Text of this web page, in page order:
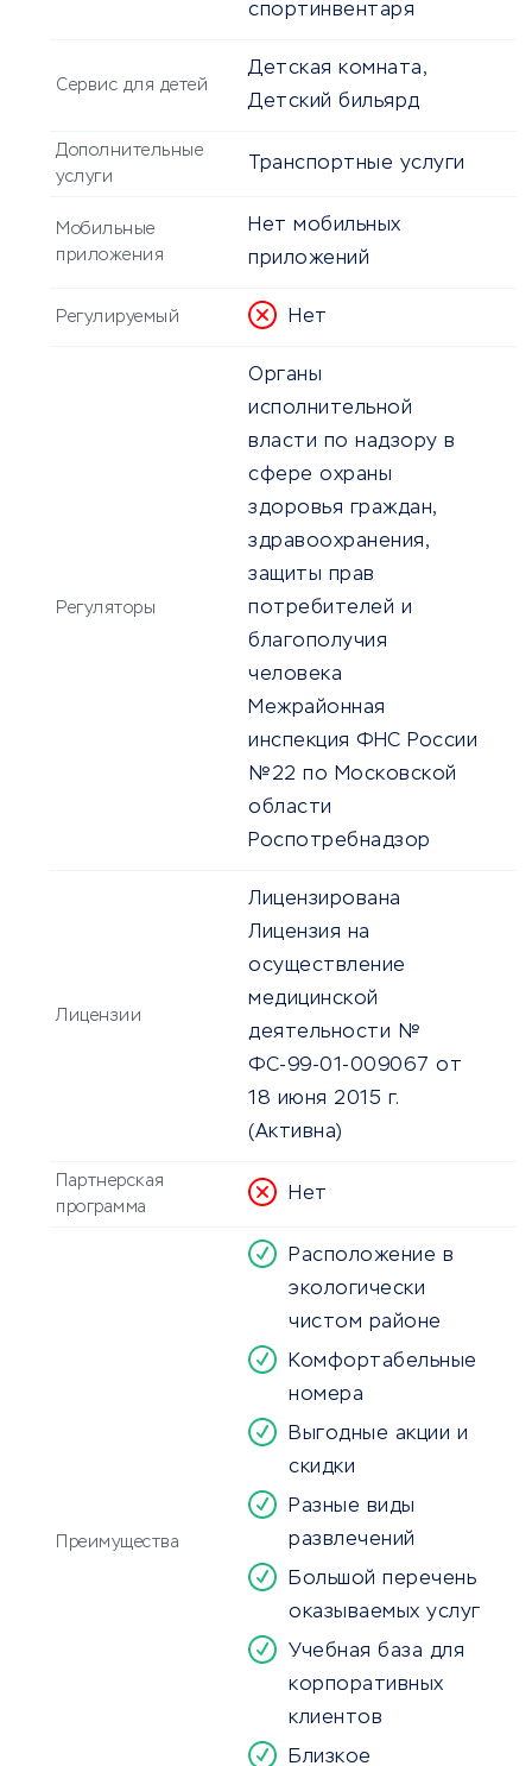
спортинвентаря
Сервис для детей
Детская комната,
Детский бильярд
Дополнительные
услуги
Транспортные услуги
Мобильные
приложения
Нет мобильных
приложений
Регулируемый Нет
Регуляторы
Органы
исполнительной
власти по надзору в
сфере охраны
здоровья граждан,
здравоохранения,
защиты прав
потребителей и
благополучия
человека
Межрайонная
инспекция ФНС России
№22 по Московской
области
Роспотребнадзор
Лицензии
Лицензирована
Лицензия на
осуществление
медицинской
деятельности №
ФС-99-01-009067 от
18 июня 2015 г.
(Активна)
Партнерская
программа
Нет
Преимущества
Расположение в
экологически
чистом районе
Комфортабельные
номера
Выгодные акции и
скидки
Разные виды
развлечений
Большой перечень
оказываемых услуг
Учебная база для
корпоративных
клиентов
Близкое